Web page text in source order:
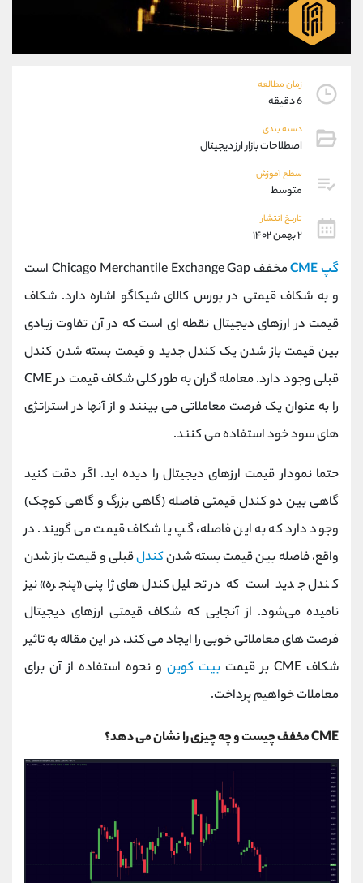
زمان مطالعه
6 دقیقه
دسته بندی
اصطلاحات بازار ارز دیجیتال
سطح آموزش
متوسط
تاریخ انتشار
۲ بهمن ۱۴۰۲
گپCME
مخفف Chicago Merchantile Exchange Gap است
و به شکاف قیمتی در بورس کالای شیکاگو اشاره دارد. شکاف
قیمت در ارزهای دیجیتال نقطه ای است که در آن تفاوت زیادی
بین قیمت باز شدن یک کندل جدید و قیمت بسته شدن کندل
قبلی وجود دارد. معامله گران به طور کلی شکاف قیمت در CME
را به عنوان یک فرصت معاملاتی می بینند و از آنها در استراتژی
های سود خود استفاده می کنند.
حتما نمودار قیمت ارزهای دیجیتال را دیده اید. اگر دقت کنید
گاهی بین دو کندل قیمتی فاصله (گاهی بزرگ و گاهی کوچک)
وجود دارد که به این فاصله، گپ یا شکاف قیمت می گویند. در
واقع، فاصله بین قیمت بسته شدنکندلقبلی و قیمت باز شدن
کندل جدید است که در تحلیل کندل‌های ژاپنی «پنجره» نیز
نامیده می‌شود. از آنجایی که شکاف قیمتی ارزهای دیجیتال
فرصت های معاملاتی خوبی را ایجاد می کند، در این مقاله به تاثیر
شکاف CME بر قیمت
بیت کوین و نحوه استفاده از آن برای
معاملات خواهیم پرداخت.
CME مخفف چیست و چه چیزی را نشان می دهد؟
واتساپ
تلگرام
پشتیبان فروش
موبایل
اطلاعات تماس
تلفن 021-22021030
021-22021040
بدون پیش شماره
اینستاگرام @alireza.mehrabii
کانال تلگرام @alirezamehrabi_com
@alirezamehrabi_official